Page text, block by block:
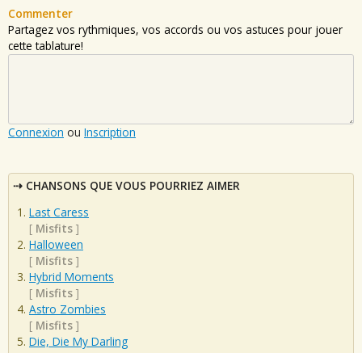
Commenter
Partagez vos rythmiques, vos accords ou vos astuces pour jouer
cette tablature!
Connexion ou Inscription
CHANSONS QUE VOUS POURRIEZ AIMER
Last Caress
[ Misfits ]
Halloween
[ Misfits ]
Hybrid Moments
[ Misfits ]
Astro Zombies
[ Misfits ]
Die, Die My Darling